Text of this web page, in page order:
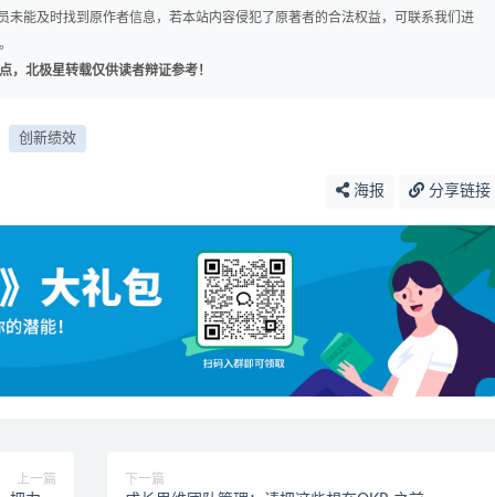
未能及时找到原作者信息，若本站内容侵犯了原著者的合法权益，可联系我们进
，北极星转载仅供读者辩证参考！
创新绩效
海报 分享链接
上一篇 下一篇